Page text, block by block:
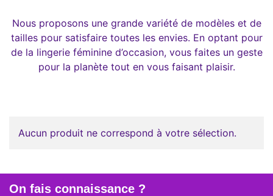
Nous proposons une grande variété de modèles et de
tailles pour satisfaire toutes les envies. En optant pour
de la lingerie féminine d’occasion, vous faites un geste
pour la planète tout en vous faisant plaisir.
Aucun produit ne correspond à votre sélection.
On fais connaissance ?